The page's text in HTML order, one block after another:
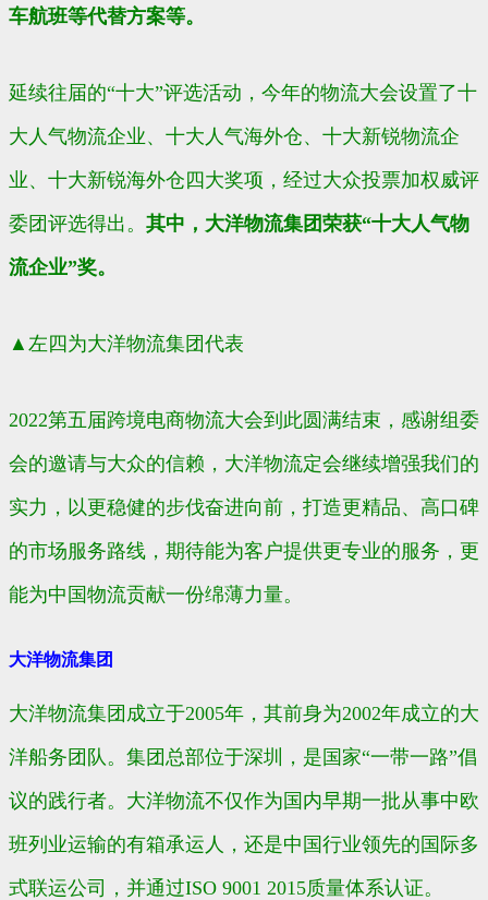
车航班等代替方案等。
延续往届的“十大”评选活动，今年的物流大会设置了十
大人气物流企业、十大人气海外仓、十大新锐物流企
业、十大新锐海外仓四大奖项，经过大众投票加权威评
委团评选得出。 其中，大洋物流集团荣获“十大人气物
流企业”奖。
▲ 左四为大洋物流集团代表
2022第五届跨境电商物流大会到此圆满结束，感谢组委
会的邀请与大众的信赖，大洋物流定会继续增强我们的
实力，以更稳健的步伐奋进向前，打造更精品、高口碑
的市场服务路线，期待能为客户提供更专业的服务，更
能为中国物流贡献一份绵薄力量。
大洋物流集团
大洋物流集团成立于2005年，其前身为2002年成立的大
洋船务团队。集团总部位于深圳，是国家“一带一路”倡
议的践行者。大洋物流不仅作为国内早期一批从事中欧
班列业运输的有箱承运人，还是中国行业领先的国际多
式联运公司，并通过ISO 9001 2015质量体系认证。